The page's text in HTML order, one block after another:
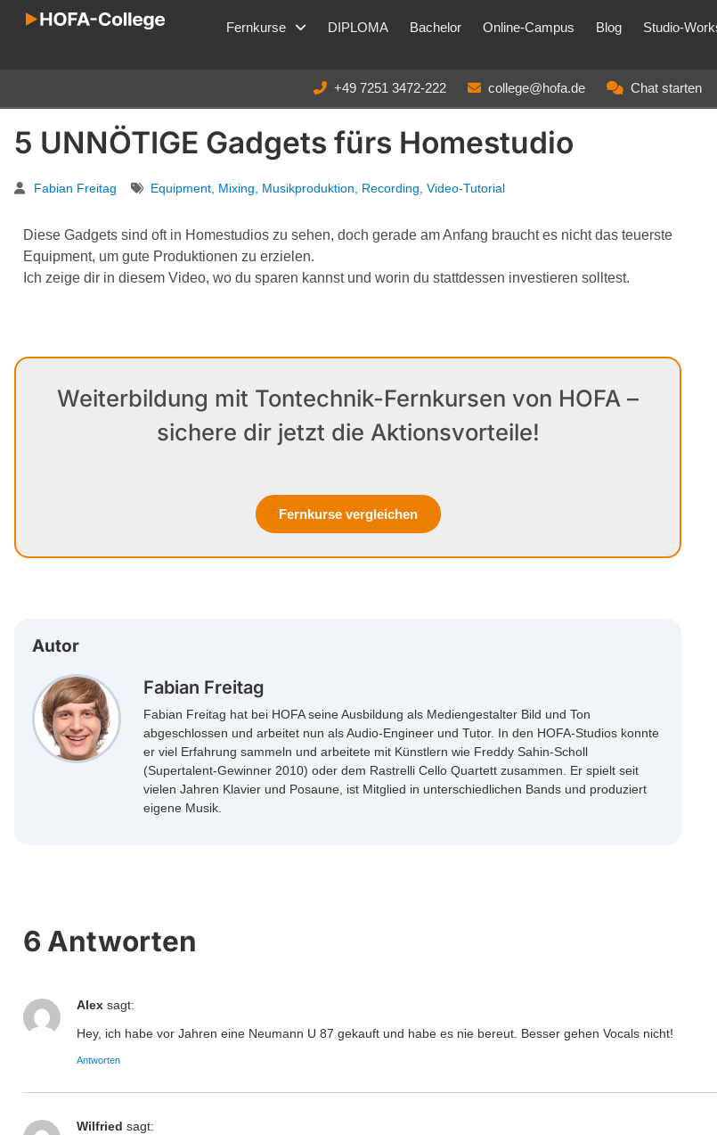
Fernkurse DIPLOMA Bachelor Online-Campus Blog Studio-
+49 7251 3472-222 college@hofa.de Chat starten
5 UNNÖTIGE Gadgets fürs Homestudio
Fabian Freitag Equipment Mixing Musikproduktion Recording Video-Tutorial
Diese Gadgets sind oft in Homestudios zu sehen, doch gerade am Anfang braucht es nicht das teuerste
Equipment, um gute Produktionen zu erzielen.
Ich zeige dir in diesem Video, wo du sparen kannst und worin du stattdessen investieren solltest.
Weiterbildung mit Tontechnik-Fernkursen von HOFA –
sichere dir jetzt die Aktionsvorteile!
Fernkurse vergleichen
Autor
Fabian Freitag
Fabian Freitag hat bei HOFA seine Ausbildung als Mediengestalter Bild und Ton
abgeschlossen und arbeitet nun als Audio-Engineer und Tutor. In den HOFA-Studios konnte
er viel Erfahrung sammeln und arbeitete mit Künstlern wie Freddy Sahin-Scholl
(Supertalent-Gewinner 2010) oder dem Rastrelli Cello Quartett zusammen. Er spielt seit
vielen Jahren Klavier und Posaune, ist Mitglied in unterschiedlichen Bands und produziert
eigene Musik.
6 Antworten
Alex sagt:
Hey, ich habe vor Jahren eine Neumann U 87 gekauft und habe es nie bereut. Besser gehen Vocals nicht!
Antworten
Wilfried sagt: